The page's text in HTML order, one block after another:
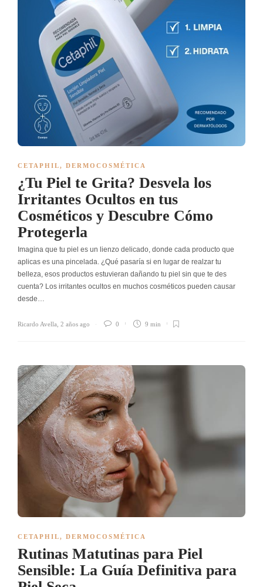
CETAPHIL, DERMOCOSMÉTICA
¿Tu Piel te Grita? Desvela los
Irritantes Ocultos en tus
Cosméticos y Descubre Cómo
Protegerla
Imagina que tu piel es un lienzo delicado, donde cada producto que
aplicas es una pincelada. ¿Qué pasaría si en lugar de realzar tu
belleza, esos productos estuvieran dañando tu piel sin que te des
cuenta? Los irritantes ocultos en muchos cosméticos pueden causar
desde…
Ricardo Avella 2 años ago 0 9 min
CETAPHIL, DERMOCOSMÉTICA
Rutinas Matutinas para Piel
Sensible: La Guía Definitiva para